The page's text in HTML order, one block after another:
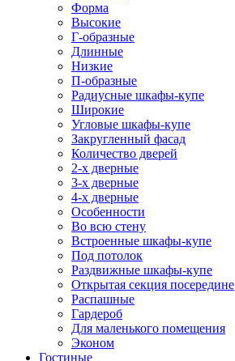
Форма
Высокие
Г-образные
Длинные
Низкие
П-образные
Радиусные шкафы-купе
Широкие
Угловые шкафы-купе
Закругленный фасад
Количество дверей
2-х дверные
3-х дверные
4-х дверные
Особенности
Во всю стену
Встроенные шкафы-купе
Под потолок
Раздвижные шкафы-купе
Открытая секция посередине
Распашные
Гардероб
Для маленького помещения
Эконом
Гостиные